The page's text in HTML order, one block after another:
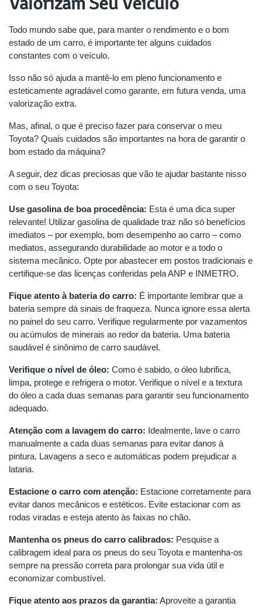
Todo mundo sabe que, para manter o rendimento e o bom
estado de um carro, é importante ter alguns cuidados
constantes com o veículo.
Isso não só ajuda a mantê-lo em pleno funcionamento e
esteticamente agradável como garante, em futura venda, uma
valorização extra.
Mas, afinal, o que é preciso fazer para conservar o meu
Toyota? Quais cuidados são importantes na hora de garantir o
bom estado da máquina?
A seguir, dez dicas preciosas que vão te ajudar bastante nisso
com o seu Toyota:
Use gasolina de boa procedência: Esta é uma dica super
relevante! Utilizar gasolina de qualidade traz não só benefícios
imediatos – por exemplo, bom desempenho ao carro – como
mediatos, assegurando durabilidade ao motor e a todo o
sistema mecânico. Opte por abastecer em postos tradicionais e
certifique-se das licenças conferidas pela ANP e INMETRO.
Fique atento à bateria do carro: É importante lembrar que a
bateria sempre dá sinais de fraqueza. Nunca ignore essa alerta
no painel do seu carro. Verifique regularmente por vazamentos
ou acúmulos de minerais ao redor da bateria. Uma bateria
saudável é sinônimo de carro saudável.
Verifique o nível de óleo: Como é sabido, o óleo lubrifica,
limpa, protege e refrigera o motor. Verifique o nível e a textura
do óleo a cada duas semanas para garantir seu funcionamento
adequado.
Atenção com a lavagem do carro: Idealmente, lave o carro
manualmente a cada duas semanas para evitar danos à
pintura. Lavagens a seco e automáticas podem prejudicar a
lataria.
Estacione o carro com atenção: Estacione corretamente para
evitar danos mecânicos e estéticos. Evite estacionar com as
rodas viradas e esteja atento às faixas no chão.
Mantenha os pneus do carro calibrados: Pesquise a
calibragem ideal para os pneus do seu Toyota e mantenha-os
sempre na pressão correta para prolongar sua vida útil e
economizar combustível.
Fique atento aos prazos da garantia: Aproveite a garantia